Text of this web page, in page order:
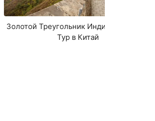
Золотой Треугольник Индивидуальный
Тур в Китай